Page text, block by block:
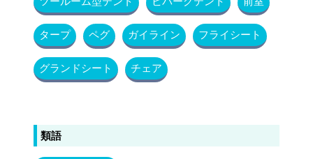
タープ ペグ ガイライン フライシート
グランドシート チェア
類語